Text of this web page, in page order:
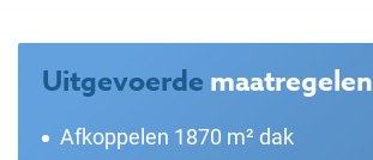
Uitgevoerde maatregelen
Afkoppelen 1870 m² dak